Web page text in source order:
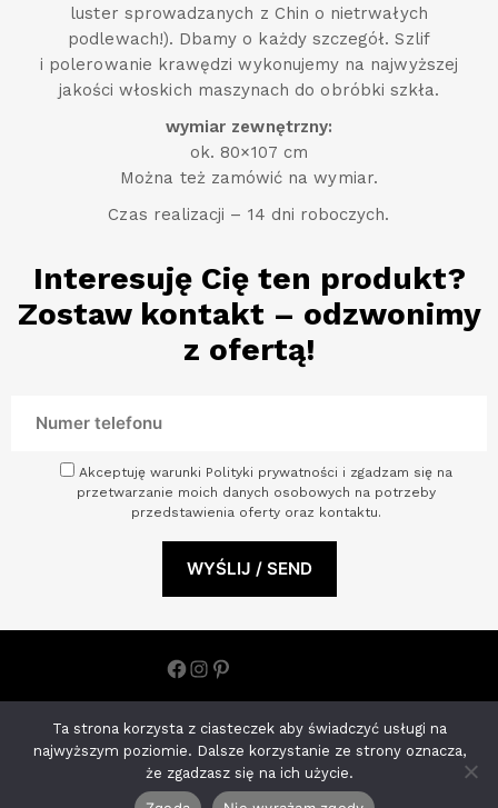
luster sprowadzanych z Chin o nietrwałych
podlewach!). Dbamy o każdy szczegół. Szlif
i polerowanie krawędzi wykonujemy na najwyższej
jakości włoskich maszynach do obróbki szkła.
wymiar zewnętrzny:
ok. 80×107 cm
Można też zamówić na wymiar.
Czas realizacji – 14 dni roboczych.
Interesuję Cię ten produkt?
Zostaw kontakt – odzwonimy
z ofertą!
Akceptuję warunki Polityki prywatności i zgadzam się na
przetwarzanie moich danych osobowych na potrzeby
przedstawienia oferty oraz kontaktu.
Facebook Instagram Pinterest
Polityka prywatności
ARCHINOVA STUDIO S.C. ANETA KOHNKE MONIKA JOŃCZYK |
NIP: 8522650793 ul. Księdza Kardynała Stefana Wyszyńskiego
11/U2 70-200 Szczecin, woj. zachodniopomorskie
Ta strona korzysta z ciasteczek aby świadczyć usługi na
najwyższym poziomie. Dalsze korzystanie ze strony oznacza,
że zgadzasz się na ich użycie.